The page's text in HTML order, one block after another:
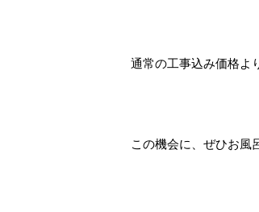
通常の工事込み価格よ
この機会に、ぜひお風